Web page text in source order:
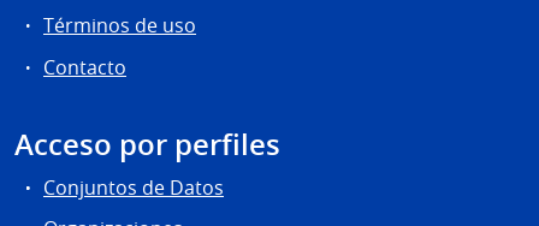
Términos de uso
Contacto
Acceso por perfiles
Conjuntos de Datos